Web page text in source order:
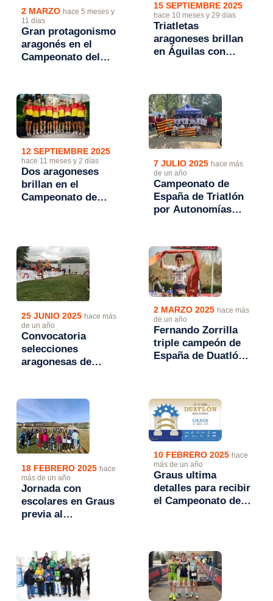
2 MARZO hace 5 meses y
11 días
Gran protagonismo
aragonés en el
Campeonato del
Padola (Italia)
15 SEPTIEMBRE 2025
hace 10 meses y 29 días
Triatletas
aragoneses brillan
en Águilas con
Sprint
12 SEPTIEMBRE 2025
hace 11 meses y 2 días
Dos aragoneses
brillan en el
Campeonato de
7 JULIO 2025 hace más
de un año
Campeonato de
España de Triatlón
por Autonomías
cadete.
25 JUNIO 2025 hace más
de un año
Convocatoria
selecciones
aragonesas de
España de
Autonomías 2025
2 MARZO 2025 hace más
de un año
Fernando Zorrilla
triple campeón de
España de Duatlón
España.
18 FEBRERO 2025 hace
más de un año
Jornada con
escolares en Graus
previa al
M.D.
10 FEBRERO 2025 hace
más de un año
Graus ultima
detalles para recibir
el Campeonato de